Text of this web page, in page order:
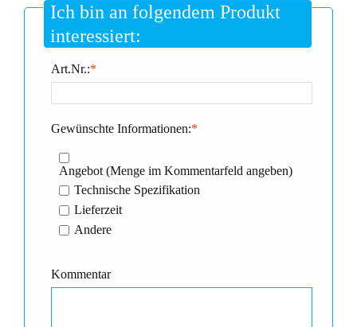
Ich bin an folgendem Produkt
interessiert:
*
Art.Nr.:
*
Gewünschte Informationen:
Angebot (Menge im Kommentarfeld angeben)
Technische Spezifikation
Lieferzeit
Andere
Kommentar